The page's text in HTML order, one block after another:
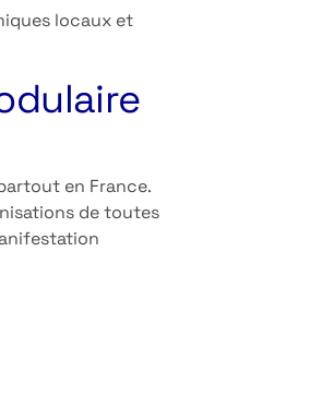
locaux et
en France.
de toutes